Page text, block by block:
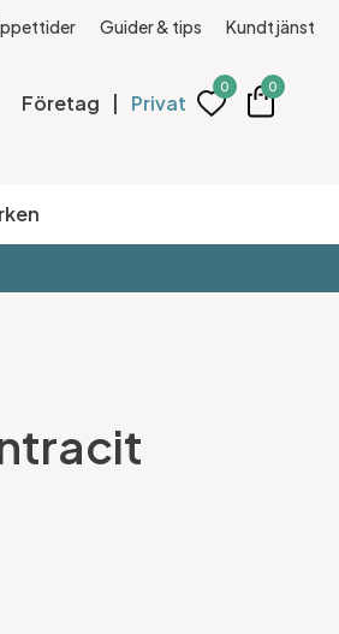
Guider & tips Kundtjänst
Företag | Privat
0 0